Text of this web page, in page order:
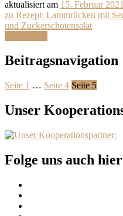
aktualisiert am 15. Februar 2021
zu Rezept: Lammrücken mit
und Zuckerschotensalat
Beitragsnavigation
Seite 1 … Seite 4 Seite 5
Unser
Folge uns auch